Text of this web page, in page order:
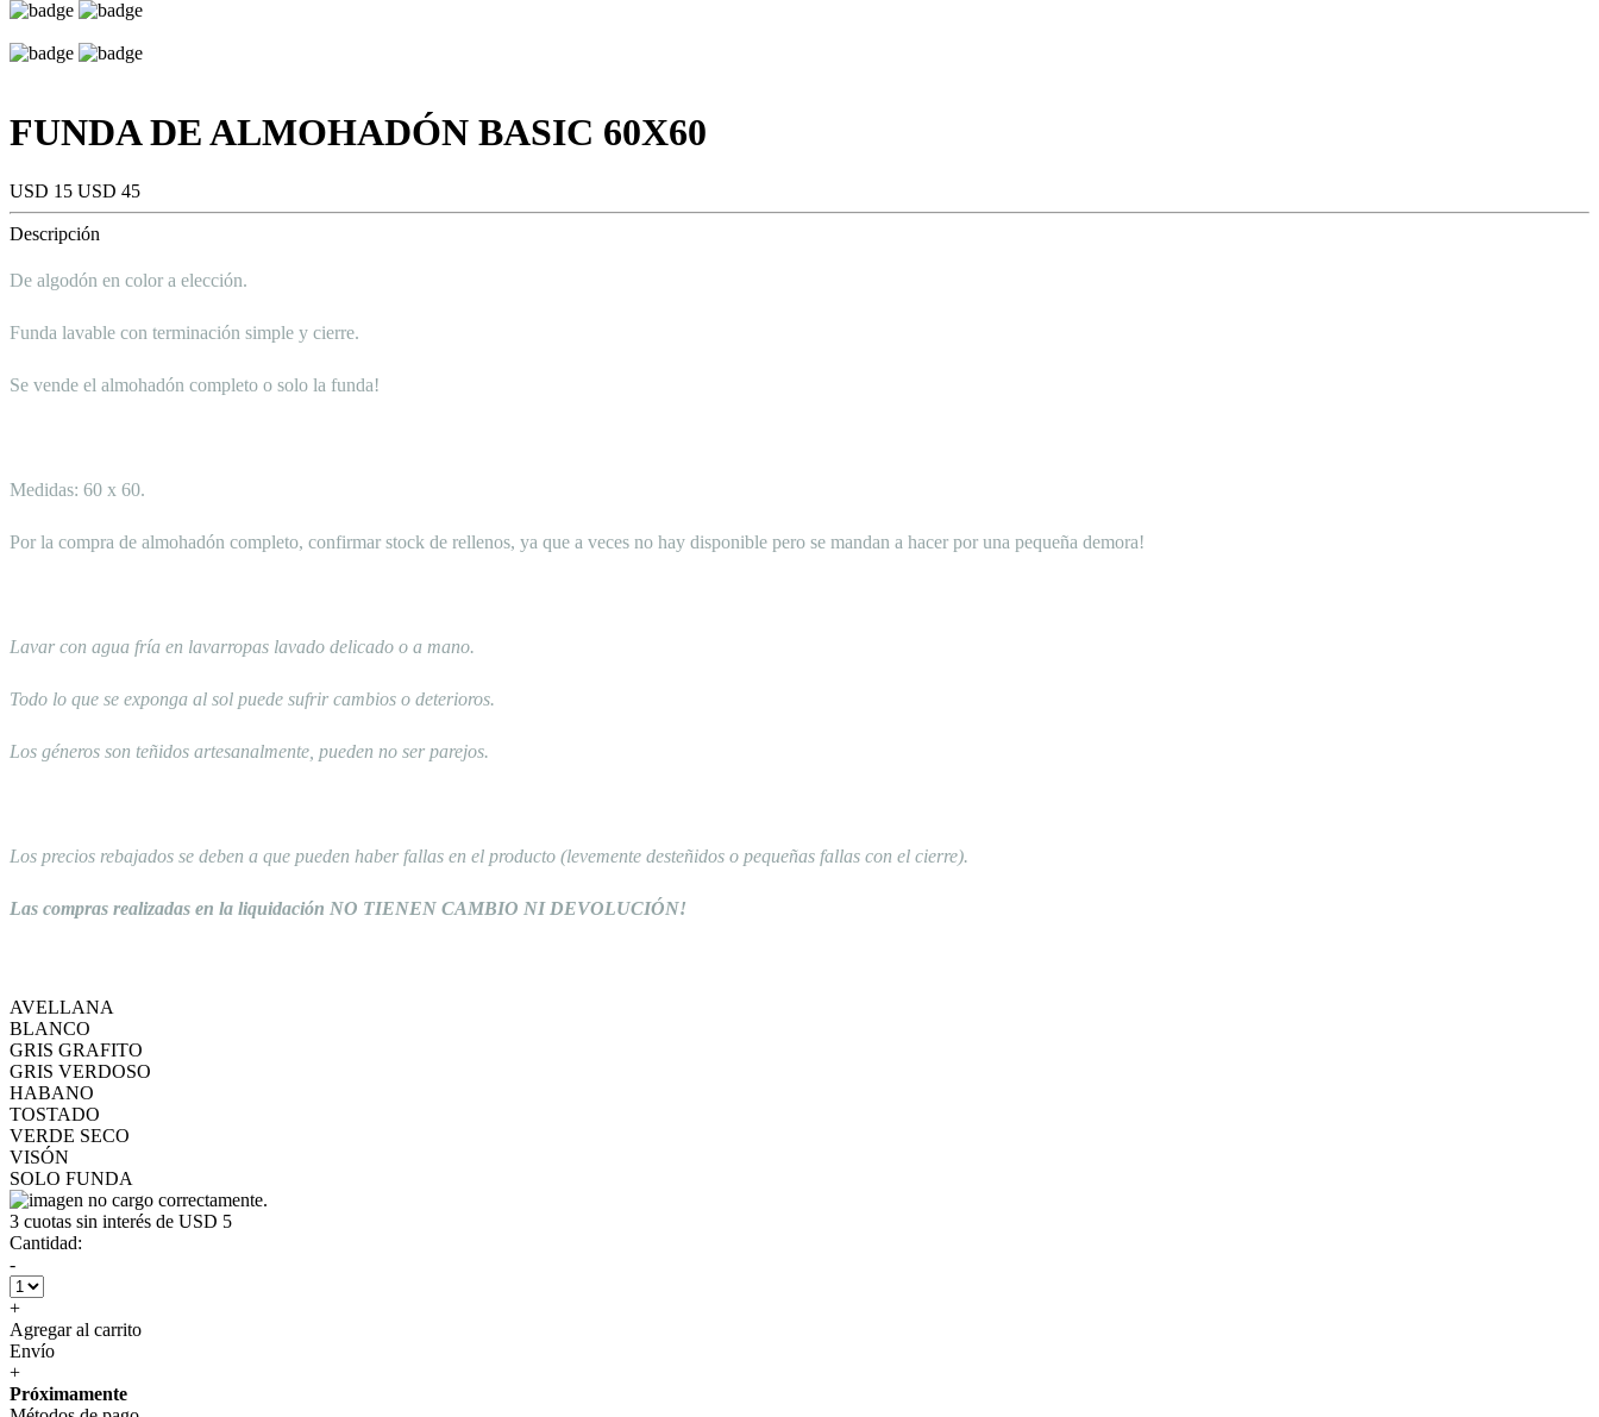
FUNDA DE ALMOHADÓN BASIC 60X60
USD 15 USD 45
Descripción
De algodón en color a elección.
Funda lavable con terminación simple y cierre.
Se vende el almohadón completo o solo la funda!
Medidas: 60 x 60.
Por la compra de almohadón completo, confirmar stock de rellenos, ya que a veces no hay disponible pero se mandan a hacer por una pequeña demora!
Lavar con agua fría en lavarropas lavado delicado o a mano.
Todo lo que se exponga al sol puede sufrir cambios o deterioros.
Los géneros son teñidos artesanalmente, pueden no ser parejos.
Los precios rebajados se deben a que pueden haber fallas en el producto (levemente desteñidos o pequeñas fallas con el cierre).
Las compras realizadas en la liquidación NO TIENEN CAMBIO NI DEVOLUCIÓN!
AVELLANA
BLANCO
GRIS GRAFITO
GRIS VERDOSO
HABANO
TOSTADO
VERDE SECO
VISÓN
SOLO FUNDA
3 cuotas sin interés de USD 5
Cantidad:
-
+
Agregar al carrito
Envío
+
Próximamente